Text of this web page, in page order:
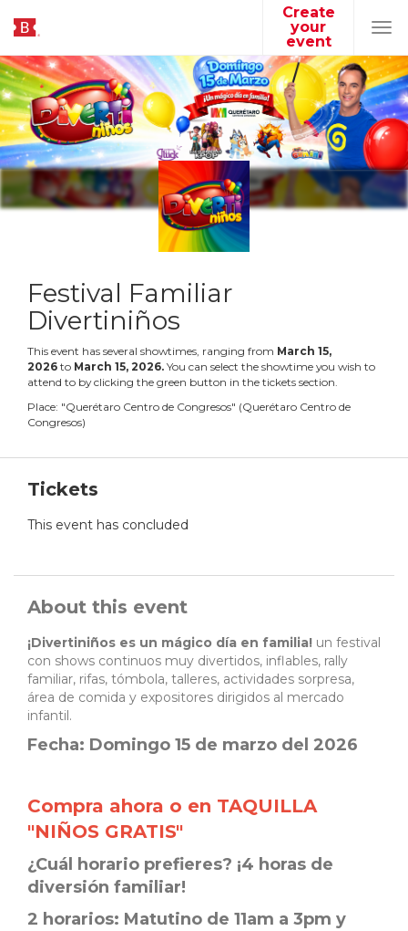
Create
your
event
Festival Familiar
Divertiniños
This event has several showtimes, ranging from March 15,
2026 to March 15, 2026. You can select the showtime you wish to
attend to by clicking the green button in the tickets section.
Place: "Querétaro Centro de Congresos" (Querétaro Centro de
Congresos)
Tickets
This event has concluded
About this event
¡Divertiniños es un mágico día en familia! un festival
con shows continuos muy divertidos, inflables, rally
familiar, rifas, tómbola, talleres, actividades sorpresa,
área de comida y expositores dirigidos al mercado
infantil.
Fecha: Domingo 15 de marzo del 2026
Compra ahora o en TAQUILLA
"NIÑOS GRATIS"
¿Cuál horario prefieres? ¡4 horas de
diversión familiar!
2 horarios: Matutino de 11am a 3pm y